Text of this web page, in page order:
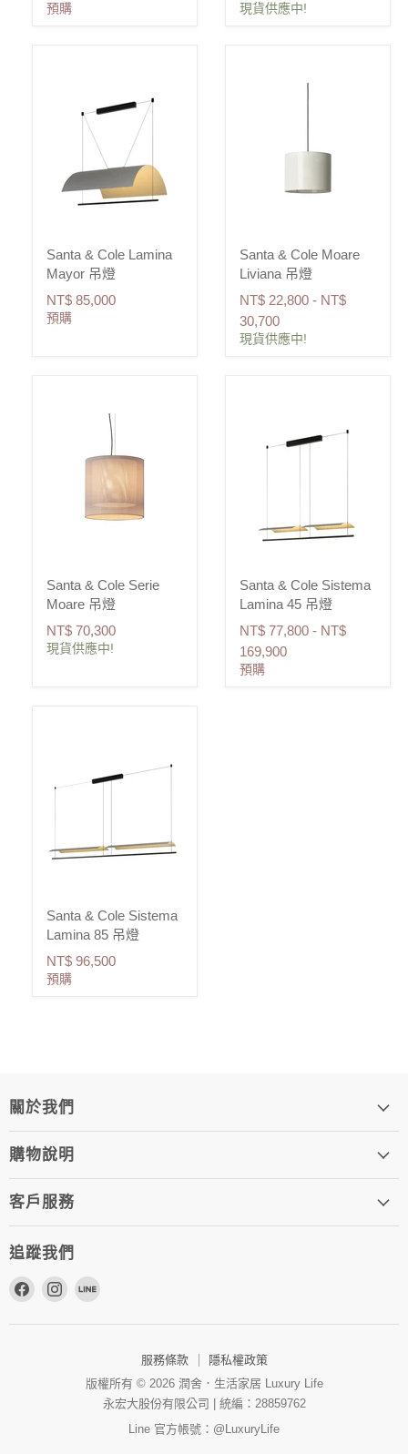
預購 現貨供應中!
Santa & Cole Lamina
Mayor 吊燈
NT$ 85,000
預購
Santa & Cole Moare
Liviana 吊燈
NT$ 22,800 - NT$
30,700
現貨供應中!
Santa & Cole Serie
Moare 吊燈
NT$ 70,300
現貨供應中!
Santa & Cole Sistema
Lamina 45 吊燈
NT$ 77,800 - NT$
169,900
預購
Santa & Cole Sistema
Lamina 85 吊燈
NT$ 96,500
預購
關於我們
購物說明
客戶服務
追蹤我們
在
Facebook
上
在
Instagram
上
在
上
我
們
服務條款
隱私權政策
版權所有 © 2026 潤舍．生活家居 Luxury Life
永宏大股份有限公司 | 統編：28859762
Line 官方帳號：@LuxuryLife